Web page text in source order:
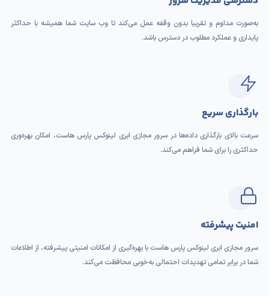
به‌صورت مداوم و تقریبا بدون وقفه عمل می‌کند تا وب سایت شما همیشه با حداکثر
پایداری و عملکرد مطلوب در دسترس باشد.
بارگذاری سریع
سرعت بالای بارگذاری داده‌ها در سرور مجازی ابری لینوکس پارس هاست، امکان بهره‌وری
حداکثری را برای شما فراهم می‌کند.
امنیت پیشرفته
سرور مجازی ابری لینوکس پارس هاست با بهره‌گیری از امکانات امنیتی پیشرفته، از اطلاعات
شما در برابر تمامی تهدیدات احتمالی به‌خوبی محافظت می‌کند.